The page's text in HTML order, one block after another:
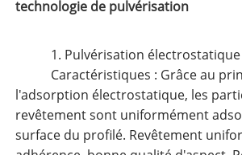
technologie de pulvérisation
1. Pulvérisation électrostatique
Caractéristiques : Grâce au
l'adsorption électrostatique, les
revêtement sont uniformément
surface du profilé. Revêtement